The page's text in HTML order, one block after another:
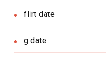
flirt date
g date